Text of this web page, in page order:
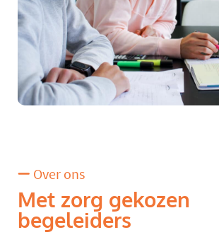
Over ons
Met zorg gekozen
begeleiders